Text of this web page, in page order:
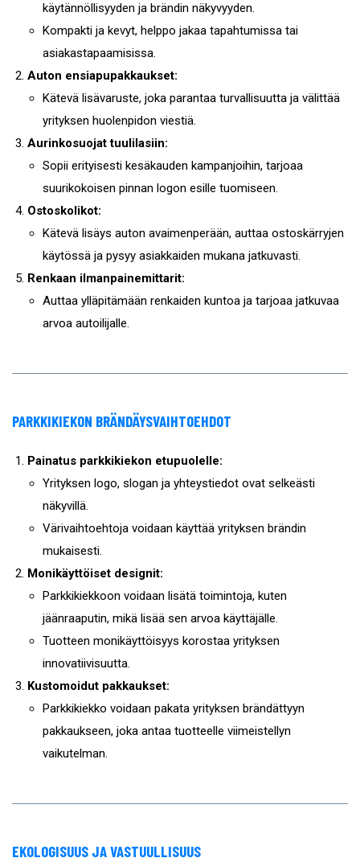
käytännöllisyyden ja brändin näkyvyyden.
Kompakti ja kevyt, helppo jakaa tapahtumissa tai
asiakastapaamisissa.
Auton ensiapupakkaukset:
Kätevä lisävaruste, joka parantaa turvallisuutta ja välittää
yrityksen huolenpidon viestiä.
Aurinkosuojat tuulilasiin:
Sopii erityisesti kesäkauden kampanjoihin, tarjoaa
suurikokoisen pinnan logon esille tuomiseen.
Ostoskolikot:
Kätevä lisäys auton avaimenperään, auttaa ostoskärryjen
käytössä ja pysyy asiakkaiden mukana jatkuvasti.
Renkaan ilmanpainemittarit:
Auttaa ylläpitämään renkaiden kuntoa ja tarjoaa jatkuvaa
arvoa autoilijalle.
PARKKIKIEKON BRÄNDÄYSVAIHTOEHDOT
Painatus parkkikiekon etupuolelle:
Yrityksen logo, slogan ja yhteystiedot ovat selkeästi
näkyvillä.
Värivaihtoehtoja voidaan käyttää yrityksen brändin
mukaisesti.
Monikäyttöiset designit:
Parkkikiekkoon voidaan lisätä toimintoja, kuten
jäänraaputin, mikä lisää sen arvoa käyttäjälle.
Tuotteen monikäyttöisyys korostaa yrityksen
innovatiivisuutta.
Kustomoidut pakkaukset:
Parkkikiekko voidaan pakata yrityksen brändättyyn
pakkaukseen, joka antaa tuotteelle viimeistellyn
vaikutelman.
EKOLOGISUUS JA VASTUULLISUUS